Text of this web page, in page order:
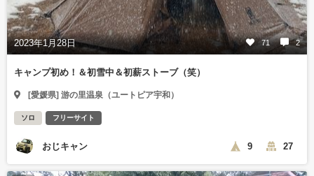
2023年1月28日 71 2
キャンプ初め！＆初雪中＆初薪ストーブ（笑）
[愛媛県] 游の里温泉（ユートピア宇和）
ソロ フリーサイト
おじキャン 9 27